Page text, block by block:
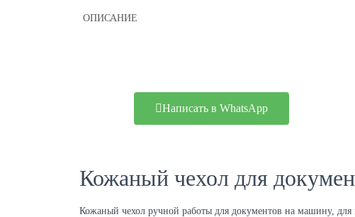
ОПИСАНИЕ
Написать в WhatsApp
Кожаный чехол для
Кожаный чехол ручной работы для документов на машину, для